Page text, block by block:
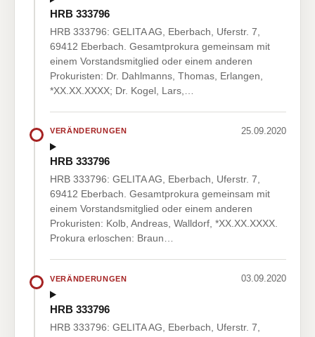
HRB 333796
HRB 333796: GELITA AG, Eberbach, Uferstr. 7,
69412 Eberbach. Gesamtprokura gemeinsam mit
einem Vorstandsmitglied oder einem anderen
Prokuristen: Dr. Dahlmanns, Thomas, Erlangen,
*XX.XX.XXXX; Dr. Kogel, Lars,…
VERÄNDERUNGEN 25.09.2020
HRB 333796
HRB 333796: GELITA AG, Eberbach, Uferstr. 7,
69412 Eberbach. Gesamtprokura gemeinsam mit
einem Vorstandsmitglied oder einem anderen
Prokuristen: Kolb, Andreas, Walldorf, *XX.XX.XXXX.
Prokura erloschen: Braun…
VERÄNDERUNGEN 03.09.2020
HRB 333796
HRB 333796: GELITA AG, Eberbach, Uferstr. 7,